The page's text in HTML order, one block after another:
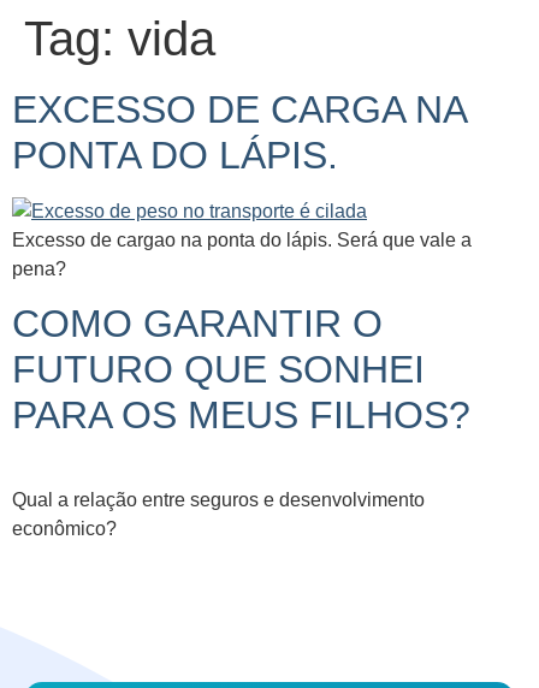
Tag: vida
EXCESSO DE CARGA NA
PONTA DO LÁPIS.
Excesso de cargao na ponta do lápis. Será que vale a
pena?
COMO GARANTIR O
FUTURO QUE SONHEI
PARA OS MEUS FILHOS?
Qual a relação entre seguros e desenvolvimento
econômico?